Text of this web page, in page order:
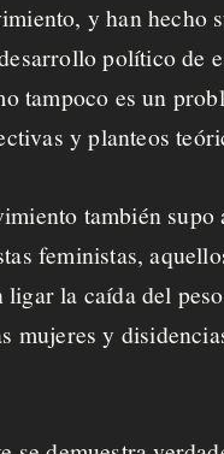
y han hecho
político de
tampoco es un
y planteos
también supo
feministas,
la caída del
mujeres y